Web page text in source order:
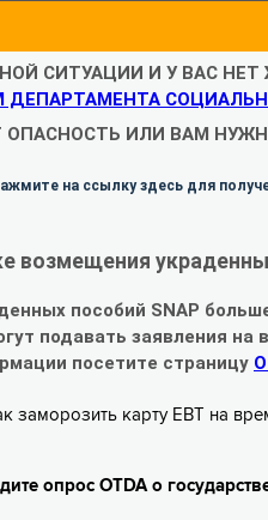
СИТУАЦИИ И У ВАС
ИЛИ ВАМ
на ссылку здесь для
возмещения
пособий SNAP
подавать заявления
посетите страницу
заморозить карту EBT на
опрос OTDA о